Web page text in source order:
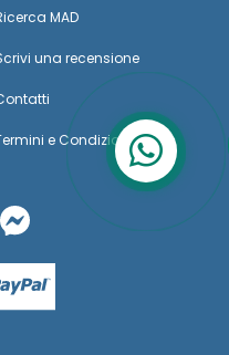
MAD
una recensione
e Condizioni